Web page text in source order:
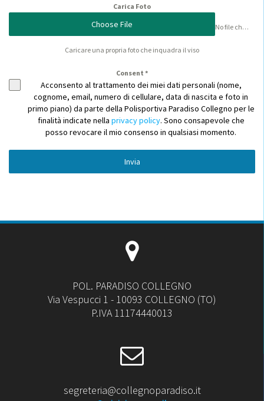
Carica Foto
Choose File No file chosen
Caricare una propria foto che inquadra il viso
Consent *
Acconsento al trattamento dei miei dati personali (nome,
cognome, email, numero di cellulare, data di nascita e foto in
primo piano) da parte della Polisportiva Paradiso Collegno per le
finalità indicate nella privacy policy. Sono consapevole che
posso revocare il mio consenso in qualsiasi momento.
Invia
POL. PARADISO COLLEGNO
Via Vespucci 1 - 10093 COLLEGNO (TO)
P.IVA 11174440013
segreteria@collegnoparadiso.it